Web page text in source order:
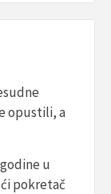
opustili, a
u
pokretač